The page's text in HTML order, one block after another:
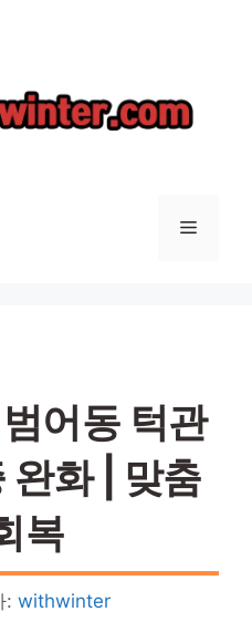
메
어동 턱관
완화 | 맞춤
복
: withwinter